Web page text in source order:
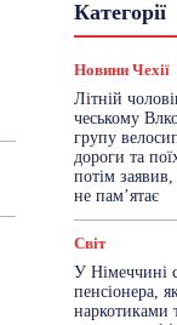
Категорії
Знай
Політика
Світ
Новини Чехії
Літній
чеському
групу
дороги та
потім
не пам’ятає
Світ
У Німеччині
пенсіонера,
наркотиками